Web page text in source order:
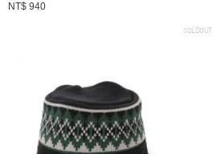
NT$ 940
SOLDOUT